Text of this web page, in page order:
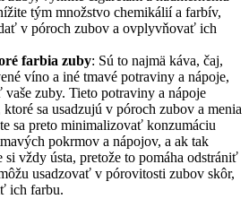
tým množstvo chemikálií a farbív,
v póroch zubov a ovplyvňovať ich
farbia zuby: Sú to najmä káva, čaj,
víno a iné tmavé potraviny a nápoje,
zuby. Tieto potraviny a nápoje
sa usadzujú v póroch zubov a menia
sa preto minimalizovať konzumáciu
pokrmov a nápojov, a ak tak
vždy ústa, pretože to pomáha odstrániť
usadzovať v pórovitosti zubov skôr,
ich farbu.